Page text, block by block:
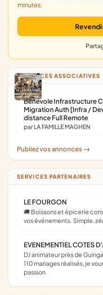
minutes.
ANNONCES ASSOCIATIVES
Bénévole Infrastructure
Migration Auth [Infra /
distance Full Remote
par LA FAMILLE MAGHEN
Publiez vos annonces ->
SERVICES PARTENAIRES
LE FOURGON
🚚 Boissons et épicerie consignées, livrées et reprises pour
vos événements. Simple,
EVENEMENTIEL COTES
DJ animateur près de Guingamp avec 7 ans d’expérience et
110 mariages réalisés, je
passion.